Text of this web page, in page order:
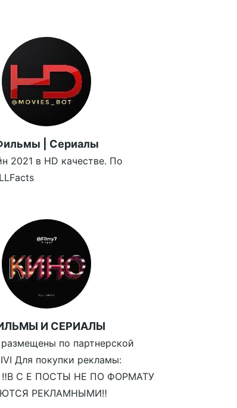
| Сериалы
2021 в HD качестве. По
И СЕРИАЛЫ
по партнерской
Для покупки рекламы:
‼️В С Е ПОСТЫ НЕ ПО ФОРМАТУ
РЕКЛАМНЫМИ‼️